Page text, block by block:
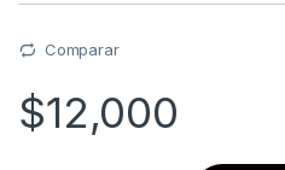
Comparar
$12,000